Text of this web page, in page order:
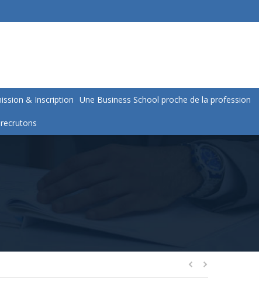
& Inscription Une Business School proche de la profession